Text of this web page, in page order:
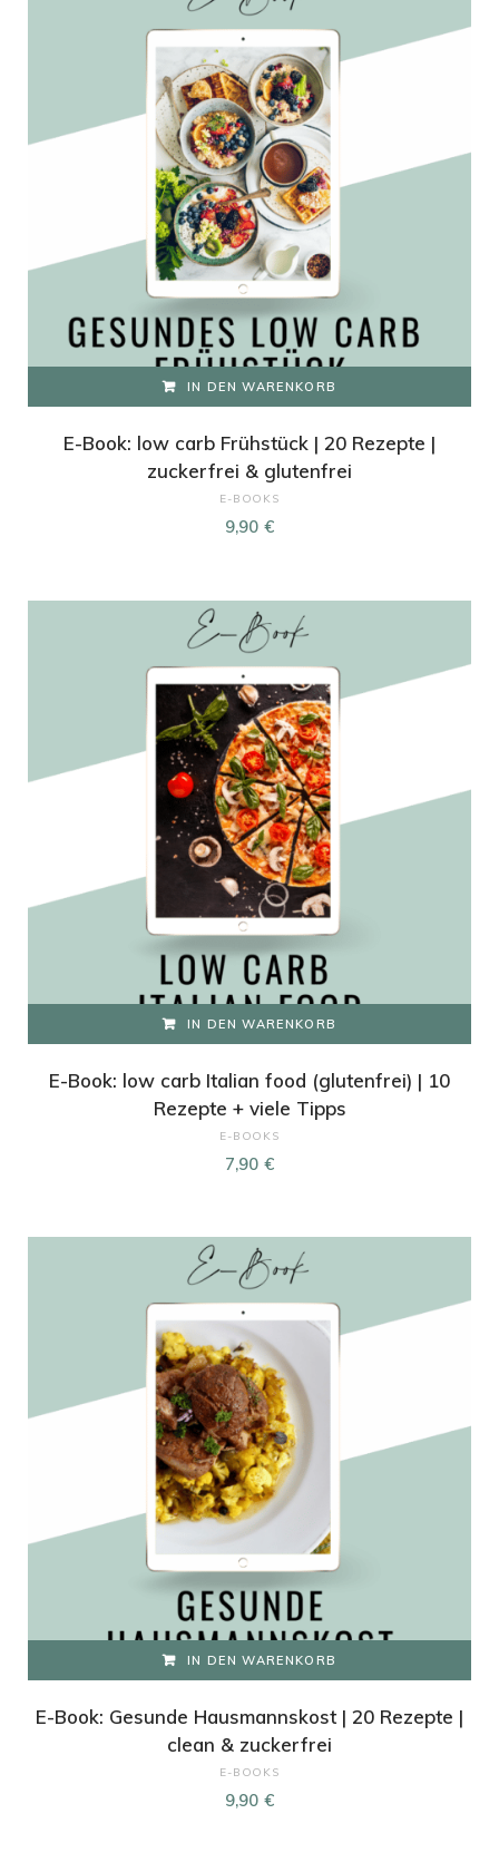
IN DEN WARENKORB
E-Book: low carb Frühstück | 20 Rezepte |
zuckerfrei & glutenfrei
E-BOOKS
9,90€
IN DEN WARENKORB
E-Book: low carb Italian food (glutenfrei) | 10
Rezepte + viele Tipps
E-BOOKS
7,90€
IN DEN WARENKORB
E-Book: Gesunde Hausmannskost | 20 Rezepte |
clean & zuckerfrei
E-BOOKS
9,90€